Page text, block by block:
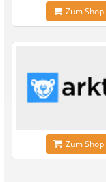
Zum Shop
Zum Shop